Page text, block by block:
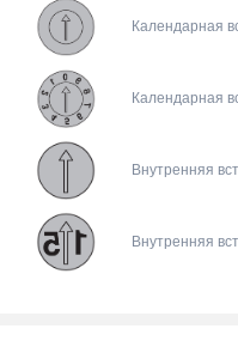
Календарная
Календарная
Внутренняя
Внутренняя